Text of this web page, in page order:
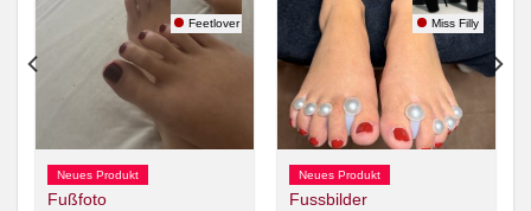
Feetlover
Neues Produkt
Fußfoto
Miss Filly
Neues Produkt
Fussbilder